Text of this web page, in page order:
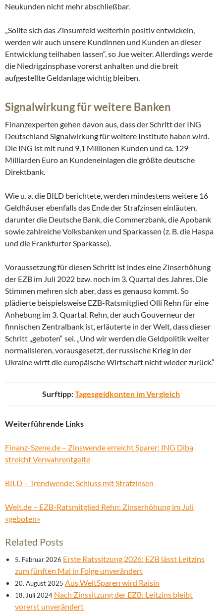
Neukunden nicht mehr abschließbar.
„Sollte sich das Zinsumfeld weiterhin positiv entwickeln,
werden wir auch unsere Kundinnen und Kunden an dieser
Entwicklung teilhaben lassen“, so Jue weiter. Allerdings werde
die Niedrigzinsphase vorerst anhalten und die breit
aufgestellte Geldanlage wichtig bleiben.
Signalwirkung für weitere Banken
Finanzexperten gehen davon aus, dass der Schritt der ING
Deutschland Signalwirkung für weitere Institute haben wird.
Die ING ist mit rund 9,1 Millionen Kunden und ca. 129
Milliarden Euro an Kundeneinlagen die größte deutsche
Direktbank.
Wie u. a. die BILD berichtete, werden mindestens weitere 16
Geldhäuser ebenfalls das Ende der Strafzinsen einläuten,
darunter die Deutsche Bank, die Commerzbank, die Apobank
sowie zahlreiche Volksbanken und Sparkassen (z. B. die Haspa
und die Frankfurter Sparkasse).
Voraussetzung für diesen Schritt ist indes eine Zinserhöhung
der EZB im Juli 2022 bzw. noch im 3. Quartal des Jahres. Die
Stimmen mehren sich aber, dass es genauso kommt. So
plädierte beispielsweise EZB-Ratsmitglied Olli Rehn für eine
Anhebung im 3. Quartal. Rehn, der auch Gouverneur der
finnischen Zentralbank ist, erläuterte in der Welt, dass dieser
Schritt „geboten“ sei. „Und wir werden die Geldpolitik weiter
normalisieren, vorausgesetzt, der russische Krieg in der
Ukraine wirft die europäische Wirtschaft nicht wieder zurück.“
Surftipp:Tagesgeldkonten im Vergleich
Weiterführende Links
Finanz-Szene.de – Zinswende erreicht Sparer: ING Diba
streicht Verwahrentgelte
BILD – Trendwende: Schluss mit Strafzinsen
Welt.de – EZB-Ratsmitglied Rehn: Zinserhöhung im Juli
«geboten»
Related Posts
5. Februar 2026 Erste Ratssitzung 2026: EZB lässt Leitzins
zum fünften Mal in Folge unverändert
20. August 2025 Aus WeltSparen wird Raisin
18. Juli 2024 Nach Zinssitzung der EZB: Leitzins bleibt
vorerst unverändert